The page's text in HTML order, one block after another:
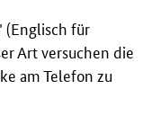
(Englisch für
Art versuchen die
am Telefon zu